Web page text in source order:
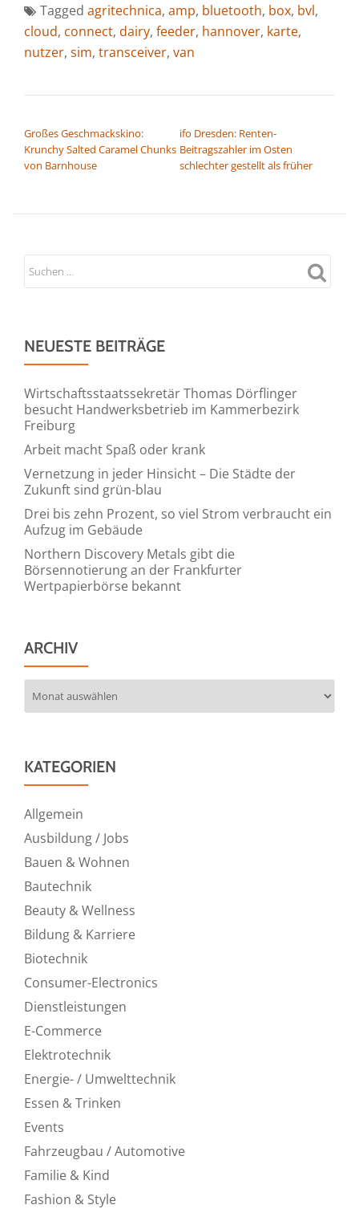
Tagged agritechnica, amp, bluetooth, box, bvl,
cloud, connect, dairy, feeder, hannover, karte,
nutzer, sim, transceiver, van
Großes Geschmackskino:
Krunchy Salted Caramel Chunks
von Barnhouse
ifo Dresden: Renten-
Beitragszahler im Osten
schlechter gestellt als früher
NEUESTE BEITRÄGE
Wirtschaftsstaatssekretär Thomas Dörflinger
besucht Handwerksbetrieb im Kammerbezirk
Freiburg
Arbeit macht Spaß oder krank
Vernetzung in jeder Hinsicht – Die Städte der
Zukunft sind grün-blau
Drei bis zehn Prozent, so viel Strom verbraucht ein
Aufzug im Gebäude
Northern Discovery Metals gibt die
Börsennotierung an der Frankfurter
Wertpapierbörse bekannt
ARCHIV
KATEGORIEN
Allgemein
Ausbildung / Jobs
Bauen & Wohnen
Bautechnik
Beauty & Wellness
Bildung & Karriere
Biotechnik
Consumer-Electronics
Dienstleistungen
E-Commerce
Elektrotechnik
Energie- / Umwelttechnik
Essen & Trinken
Events
Fahrzeugbau / Automotive
Familie & Kind
Fashion & Style